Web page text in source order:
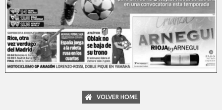
VOLVER HOME